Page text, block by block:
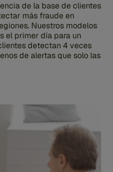
de la base de clientes
más fraude en
Nuestros modelos
el primer día para un
detectan 4 veces
de alertas que solo las